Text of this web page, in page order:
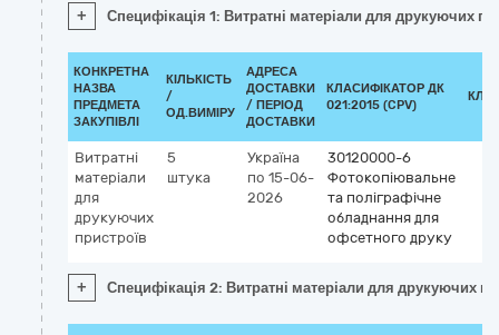
+ Специфікація 1: Витратні матеріали для друкуючих
КОНКРЕТНА
НАЗВА
ПРЕДМЕТА
ЗАКУПІВЛІ
КІЛЬКІСТЬ
/
ОД.ВИМІРУ
АДРЕСА
ДОСТАВКИ
/ ПЕРІОД
ДОСТАВКИ
КЛАСИФІКАТОР ДК
021:2015 (CPV)
Витратні
матеріали
для
друкуючих
пристроїв
5
штука
Україна
по 15-06-
2026
30120000-6
Фотокопіювальне
та поліграфічне
обладнання для
офсетного друку
+ Специфікація 2: Витратні матеріали для друкуючих